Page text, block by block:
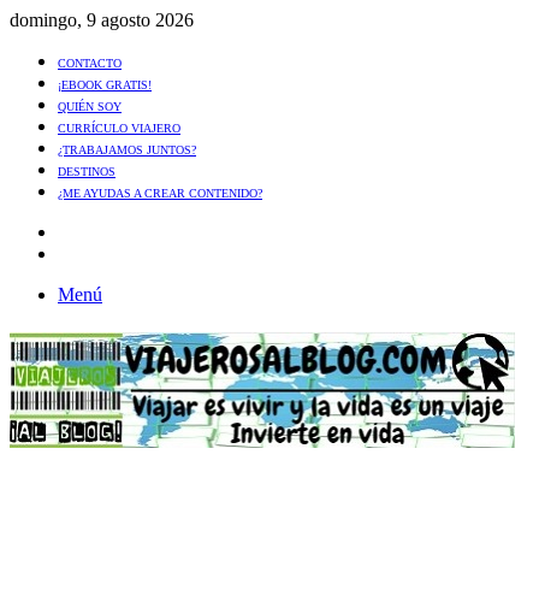
domingo, 9 agosto 2026
CONTACTO
¡EBOOK GRATIS!
QUIÉN SOY
CURRÍCULO VIAJERO
¿TRABAJAMOS JUNTOS?
DESTINOS
¿ME AYUDAS A CREAR CONTENIDO?
Menú